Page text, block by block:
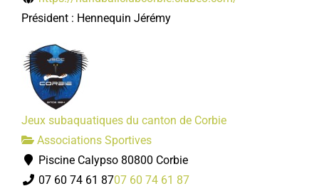
Président : Hennequin Jérémy
Jeux subaquatiques du canton de Corbie
Associations Sportives
Piscine Calypso 80800 Corbie
07 60 74 61 8707 60 74 61 87